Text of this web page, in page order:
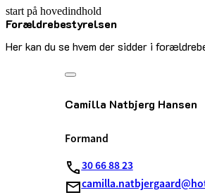
start på hovedindhold
Forældrebestyrelsen
Her kan du se hvem der sidder i
senest opdateret 6. maj 2026
Camilla Natbjerg Hansen
Formand
30 66 88 23